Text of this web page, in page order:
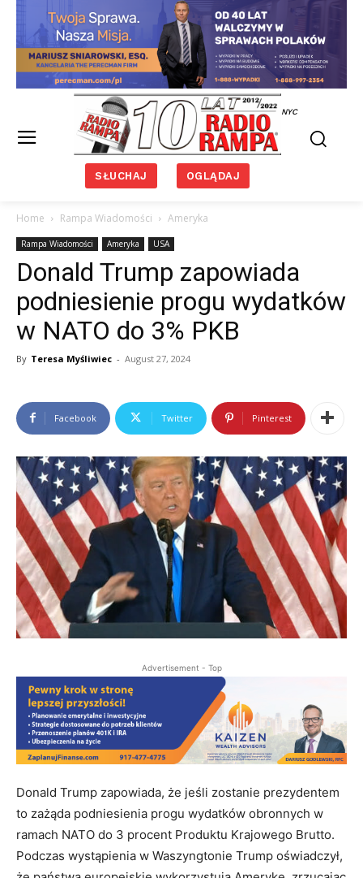
NYC
SŁUCHAJ OGLĄDAJ
Home Rampa Wiadomości Ameryka
Rampa Wiadomości Ameryka USA
Donald Trump zapowiada
podniesienie progu wydatków
w NATO do 3% PKB
By Teresa Myśliwiec - August 27, 2024
Facebook Twitter Pinterest
Advertisement - Top
Donald Trump zapowiada, że jeśli zostanie prezydentem
to zażąda podniesienia progu wydatków obronnych w
ramach NATO do 3 procent Produktu Krajowego Brutto.
Podczas wystąpienia w Waszyngtonie Trump oświadczył,